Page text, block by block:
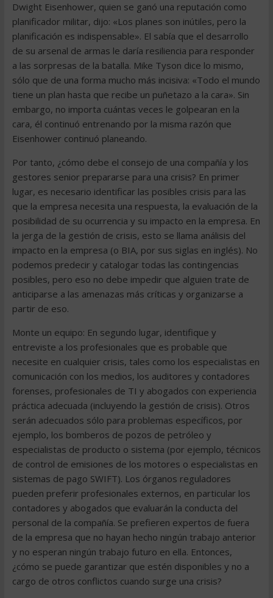
Dwight Eisenhower, quien se ganó una reputación como
planificador militar, dijo: «Los planes son inútiles, pero la
planificación es indispensable». El sabía que el desarrollo
de su arsenal de armas le daría resiliencia para responder
a las sorpresas de la batalla. Mike Tyson dice lo mismo,
sólo que de una forma mucho más incisiva: «Todo el mundo
tiene un plan hasta que recibe un puñetazo a la cara». Sin
embargo, no importa cuántas veces le golpearan en la
cara, él continuó entrenando por la misma razón que
Eisenhower continuó planeando.
Por tanto, ¿cómo debe el consejo de una compañía y los
gestores senior prepararse para una crisis? En primer
lugar, es necesario identificar las posibles crisis para las
que la empresa necesita una respuesta, la evaluación de la
posibilidad de su ocurrencia y su impacto en la empresa. En
la jerga de la gestión de crisis, esto se llama análisis del
impacto en la empresa (o BIA, por sus siglas en inglés). No
podemos predecir y catalogar todas las contingencias
posibles, pero eso no debe impedir que alguien trate de
anticiparse a las amenazas más críticas y organizarse a
partir de eso.
Monte un equipo: En segundo lugar, identifique y
entreviste a los profesionales que es probable que
necesite en cualquier crisis, tales como los especialistas en
comunicación con los medios, los auditores y contadores
forenses, profesionales de TI y abogados con experiencia
práctica adecuada (incluyendo la gestión de crisis). Otros
serán adecuados sólo para problemas específicos, por
ejemplo, los bomberos de pozos de petróleo y
especialistas de producto o sistema (por ejemplo, técnicos
de control de emisiones de los motores o especialistas en
sistemas de pago SWIFT). Los órganos reguladores
pueden preferir profesionales externos, en particular los
contadores y abogados que evaluarán la conducta del
personal de la compañía. Se prefieren expertos de fuera
de la empresa que no hayan hecho ningún trabajo anterior
y no esperan ningún trabajo futuro en ella. Entonces,
¿cómo se puede garantizar que estén disponibles y no a
cargo de otros conflictos cuando surge una crisis?